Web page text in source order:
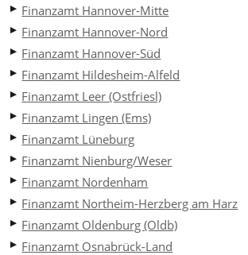
Finanzamt Hannover-Mitte
Finanzamt Hannover-Nord
Finanzamt Hannover-Süd
Finanzamt Hildesheim-Alfeld
Finanzamt Leer (Ostfriesl)
Finanzamt Lingen (Ems)
Finanzamt Lüneburg
Finanzamt Nienburg/Weser
Finanzamt Nordenham
Finanzamt Northeim-Herzberg am Harz
Finanzamt Oldenburg (Oldb)
Finanzamt Osnabrück-Land